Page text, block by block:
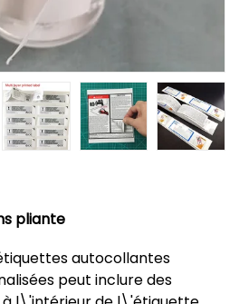
pliante
autocollantes
peut inclure des